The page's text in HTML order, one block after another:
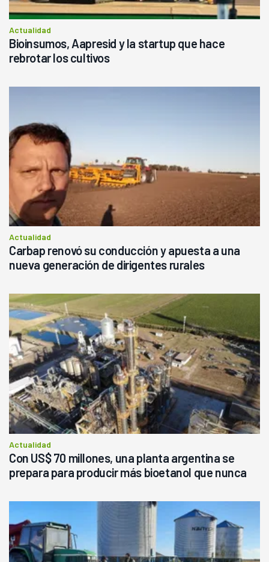
Actualidad
Bioinsumos, Aapresid y la startup que hace
rebrotar los cultivos
Actualidad
Carbap renovó su conducción y apuesta a una
nueva generación de dirigentes rurales
Actualidad
Con US$ 70 millones, una planta argentina se
prepara para producir más bioetanol que nunca